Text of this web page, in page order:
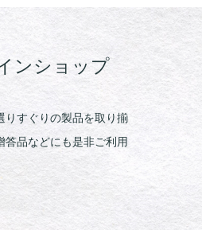
ンショップ
りすぐりの製品を取り揃
答品などにも是非ご利用